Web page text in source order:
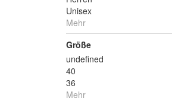
Unisex
Mehr
Größe
undefined
40
36
Mehr